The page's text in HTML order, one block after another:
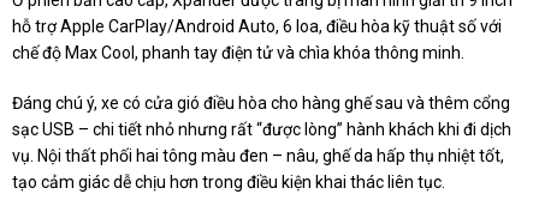
hỗ trợ Apple CarPlay/Android Auto, 6 loa, điều hòa kỹ thuật số với
chế độ Max Cool, phanh tay điện tử và chìa khóa thông minh.
Đáng chú ý, xe có cửa gió điều hòa cho hàng ghế sau và thêm cổng
sạc USB – chi tiết nhỏ nhưng rất “được lòng” hành khách khi đi dịch
vụ. Nội thất phối hai tông màu đen – nâu, ghế da hấp thụ nhiệt tốt,
tạo cảm giác dễ chịu hơn trong điều kiện khai thác liên tục.